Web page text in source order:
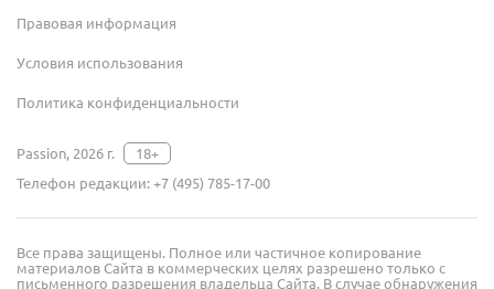
Правовая информация
Условия использования
Политика конфиденциальности
Passion, 2026 г.
18+
Телефон редакции:+7 (495) 785-17-00
Все права защищены. Полное или частичное копирование
материалов Сайта в коммерческих целях разрешено только с
письменного разрешения владельца Сайта. В случае обнаружения